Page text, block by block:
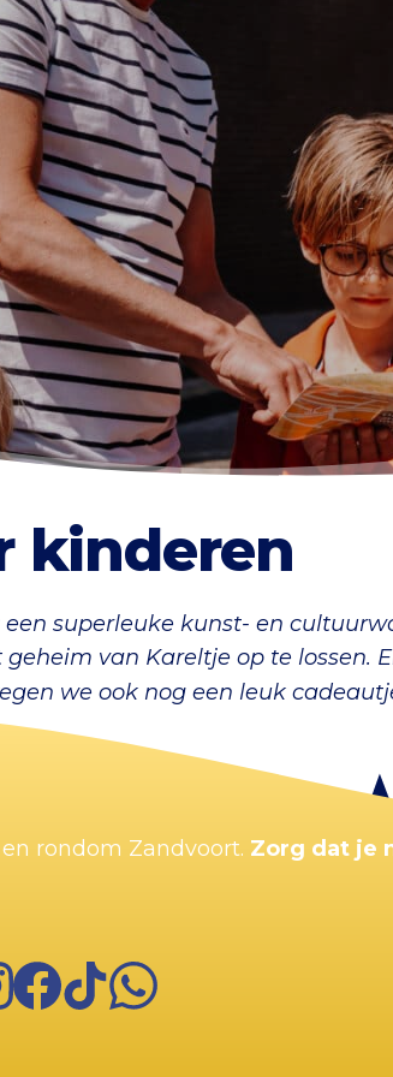
kinderen
superleuke kunst- en
van Kareltje op te lossen.
we ook nog een leuk
rondom Zandvoort. Zorg dat je
Facebook
TikTokWhatsApp